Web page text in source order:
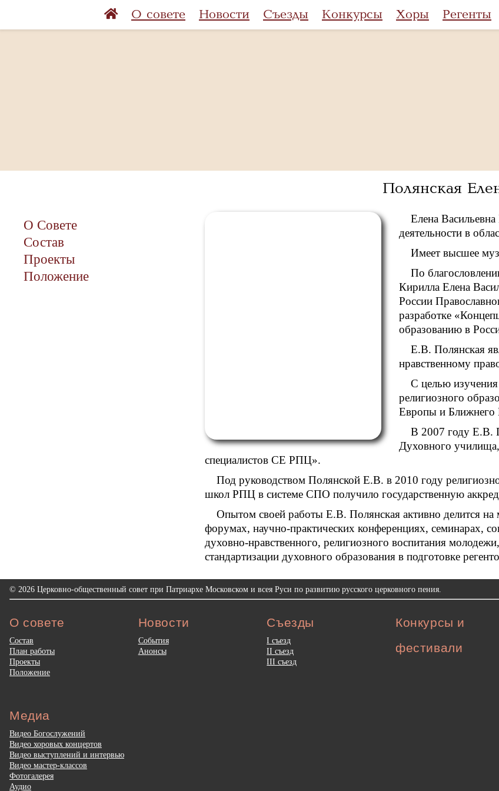
О совете Новости Съезды Конкурсы Хоры Регенты
Полянская
О Совете
Состав
Проекты
Положение
Елена
деятельности в
Имеет высшее
По
Кирилла Елена
России
разработке
образованию в
Е.В. Полянская
нравственному
С целью
религиозного
Европы и Ближнего
В 2007 году Е.В.
Духовного
специалистов СЕ РПЦ».
Под руководством Полянской Е.В. в 2010 году
школ РПЦ в системе СПО получило государственную
Опытом своей работы Е.В. Полянская активно делится
форумах, научно-практических конференциях, семинарах,
духовно-нравственного, религиозного воспитания
стандартизации духовного образования в подготовке
© 2026 Церковно-общественный совет при Патриархе Московском и всея Руси по развитию русского церковного пения.
О совете
Состав
План работы
Проекты
Положение
Новости
События
Анонсы
Съезды
I съезд
II съезд
III съезд
Конкурсы и
фестивали
Медиа
Видео Богослужений
Видео хоровых концертов
Видео выступлений и интервью
Видео мастер-классов
Фотогалерея
Аудио